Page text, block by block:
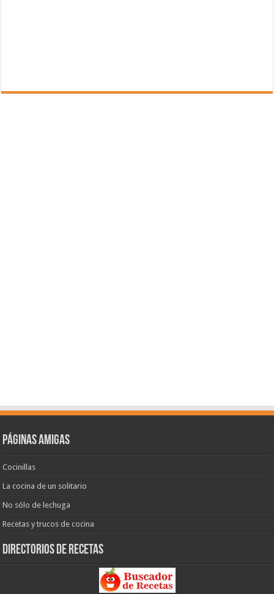
Páginas amigas
Cocinillas
La cocina de un solitario
No sólo de lechuga
Recetas y trucos de cocina
Directorios de recetas